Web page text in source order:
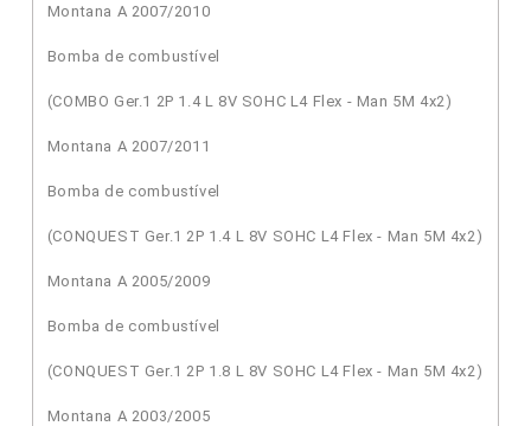
Montana A 2007/2010
Bomba de combustível
(COMBO Ger.1 2P 1.4 L 8V SOHC L4 Flex - Man 5M 4x2)
Montana A 2007/2011
Bomba de combustível
(CONQUEST Ger.1 2P 1.4 L 8V SOHC L4 Flex - Man 5M 4x2)
Montana A 2005/2009
Bomba de combustível
(CONQUEST Ger.1 2P 1.8 L 8V SOHC L4 Flex - Man 5M 4x2)
Montana A 2003/2005